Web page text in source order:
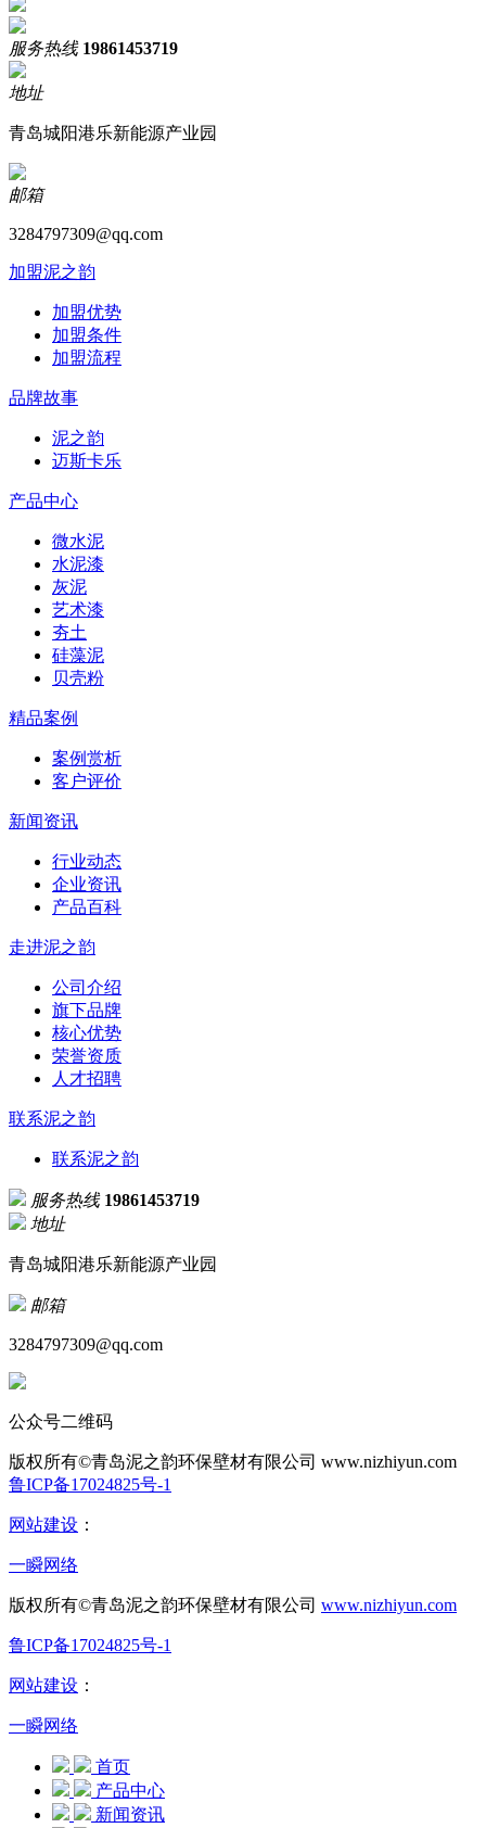
服务热线 19861453719
地址
青岛城阳港乐新能源产业园
邮箱
3284797309@qq.com
加盟泥之韵
加盟优势
加盟条件
加盟流程
品牌故事
泥之韵
迈斯卡乐
产品中心
微水泥
水泥漆
灰泥
艺术漆
夯土
硅藻泥
贝壳粉
精品案例
案例赏析
客户评价
新闻资讯
行业动态
企业资讯
产品百科
走进泥之韵
公司介绍
旗下品牌
核心优势
荣誉资质
人才招聘
联系泥之韵
联系泥之韵
服务热线 19861453719
地址
青岛城阳港乐新能源产业园
邮箱
3284797309@qq.com
公众号二维码
版权所有©青岛泥之韵环保壁材有限公司 www.nizhiyun.com
鲁ICP备17024825号-1
网站建设 ：
一瞬网络
版权所有©青岛泥之韵环保壁材有限公司 www.nizhiyun.com
鲁ICP备17024825号-1
网站建设 ：
一瞬网络
首页
产品中心
新闻资讯